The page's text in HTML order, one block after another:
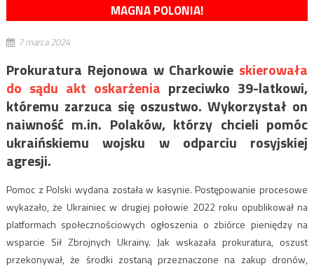
MAGNA POLONIA!
7 marca 2024
Prokuratura Rejonowa w Charkowie skierowała
do sądu akt oskarżenia przeciwko 39-latkowi,
któremu zarzuca się oszustwo. Wykorzystał on
naiwność m.in. Polaków, którzy chcieli pomóc
ukraińskiemu wojsku w odparciu rosyjskiej
agresji.
Pomoc z Polski wydana została w kasynie. Postępowanie procesowe
wykazało, że Ukrainiec w drugiej połowie 2022 roku opublikował na
platformach społecznościowych ogłoszenia o zbiórce pieniędzy na
wsparcie Sił Zbrojnych Ukrainy. Jak wskazała prokuratura, oszust
przekonywał, że środki zostaną przeznaczone na zakup dronów,